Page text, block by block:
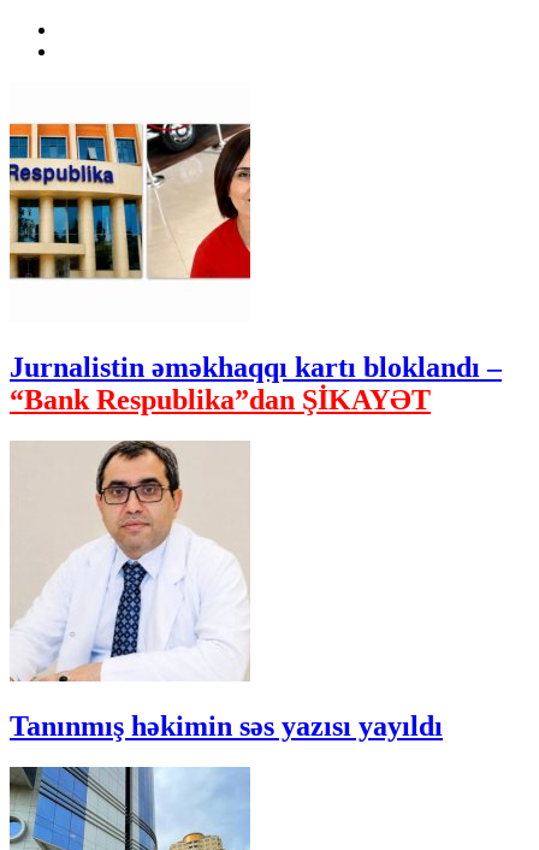
Jurnalistin əməkhaqqı kartı bloklandı –
“Bank Respublika”dan ŞİKAYƏT
Tanınmış həkimin səs yazısı yayıldı